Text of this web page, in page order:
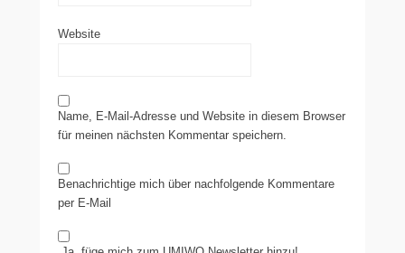
Website
Name, E-Mail-Adresse und Website in diesem Browser
für meinen nächsten Kommentar speichern.
Benachrichtige mich über nachfolgende Kommentare
per E-Mail